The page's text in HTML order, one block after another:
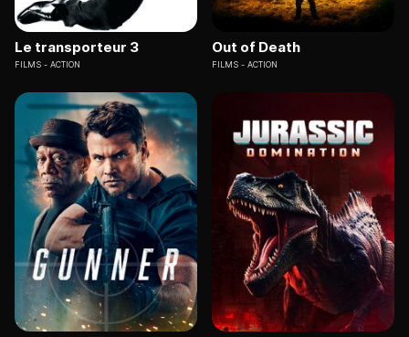
Le transporteur 3
FILMS ACTION
Out of Death
FILMS ACTION